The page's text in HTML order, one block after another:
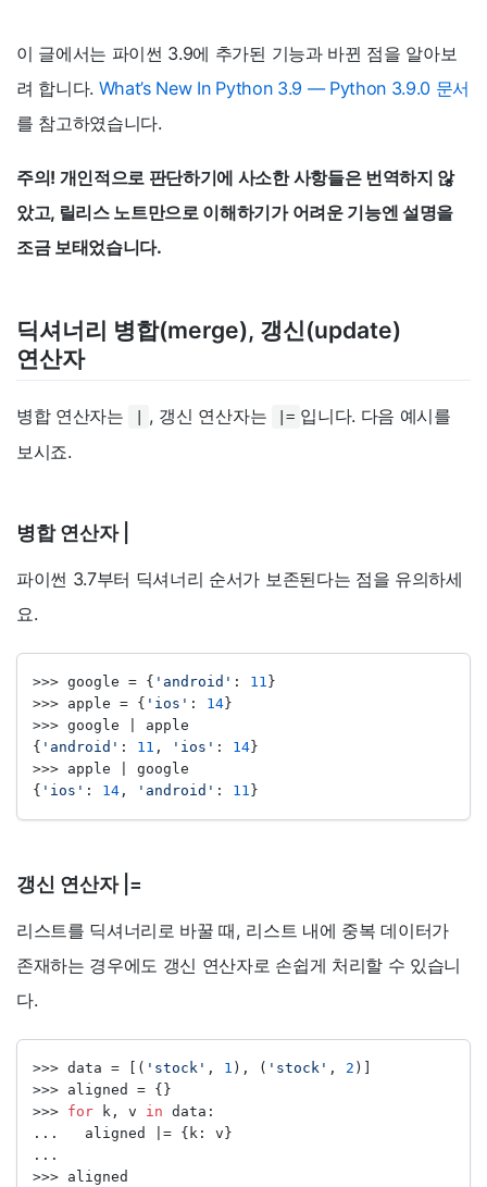
이 글에서는 파이썬 3.9에 추가된 기능과 바뀐 점을 알아보
려 합니다. What’s New In Python 3.9 — Python 3.9.0 문서
를 참고하였습니다.
주의! 개인적으로 판단하기에 사소한 사항들은 번역하지 않
았고, 릴리스 노트만으로 이해하기가 어려운 기능엔 설명을
조금 보태었습니다.
딕셔너리 병합(merge), 갱신(update)
연산자
병합 연산자는 , 갱신 연산자는 |= 입니다. 다음 예시를
보시죠.
병합 연산자 |
파이썬 3.7부터 딕셔너리 순서가 보존된다는 점을 유의하세
요.
>>> google = { 'android' : 11 }
>>> apple = { 'ios' : 14 }
>>> google
apple
{ 'android' : 11 , 'ios' : 14 }
>>> apple
google
{ 'ios' : 14 , 'android' : 11 }
갱신 연산자 |=
리스트를 딕셔너리로 바꿀 때, 리스트 내에 중복 데이터가
존재하는 경우에도 갱신 연산자로 손쉽게 처리할 수 있습니
다.
>>> data = [( 'stock' , 1 ), ( 'stock' , 2 )]
>>> aligned = {}
>>> for k, v in data:
...   aligned
|= {k: v}
...
>>> aligned